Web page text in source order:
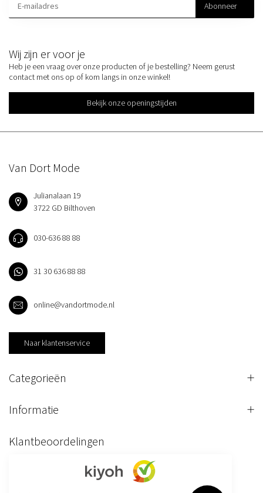
Wij zijn er voor je
Heb je een vraag over onze producten of je bestelling? Neem gerust
contact met ons op of kom langs in onze winkel!
Bekijk onze openingstijden
Abonneer
Van Dort Mode
Julianalaan 19
3722 GD Bilthoven
030-636 88 88
31 30 636 88 88
online@vandortmode.nl
Naar klantenservice
Categorieën
Informatie
Klantbeoordelingen